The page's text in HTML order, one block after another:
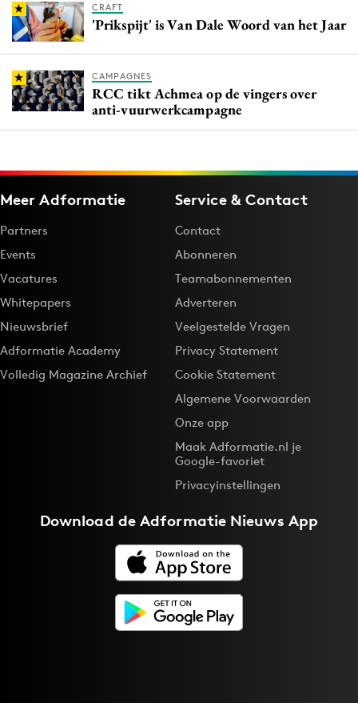
CRAFT
'Prikspijt' is Van Dale Woord van het Jaar
CAMPAGNES
RCC tikt Achmea op de vingers over
anti-vuurwerkcampagne
Meer Adformatie
Partners
Events
Vacatures
Whitepapers
Nieuwsbrief
Adformatie Academy
Volledig Magazine Archief
Service & Contact
Contact
Abonneren
Teamabonnementen
Adverteren
Veelgestelde Vragen
Privacy Statement
Cookie Statement
Algemene Voorwaarden
Onze app
Maak Adformatie.nl je
Google-favoriet
Privacyinstellingen
Download deAdformatie Nieuws App